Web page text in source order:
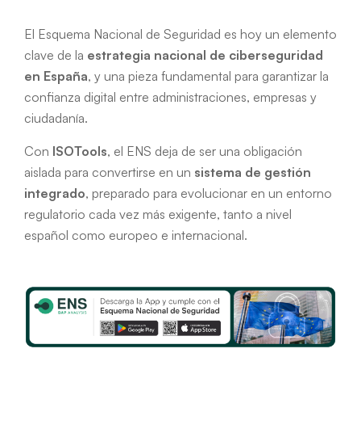
El Esquema Nacional de Seguridad es hoy un elemento
clave de la estrategia nacional de ciberseguridad
en España, y una pieza fundamental para garantizar la
confianza digital entre administraciones, empresas y
ciudadanía.
Con ISOTools, el ENS deja de ser una obligación
aislada para convertirse en un sistema de gestión
integrado, preparado para evolucionar en un entorno
regulatorio cada vez más exigente, tanto a nivel
español como europeo e internacional.